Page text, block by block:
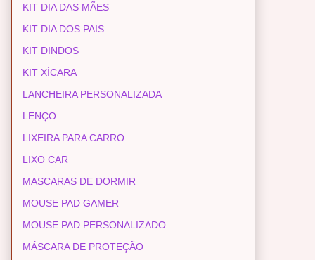
KIT DIA DAS MÃES
KIT DIA DOS PAIS
KIT DINDOS
KIT XÍCARA
LANCHEIRA PERSONALIZADA
LENÇO
LIXEIRA PARA CARRO
LIXO CAR
MASCARAS DE DORMIR
MOUSE PAD GAMER
MOUSE PAD PERSONALIZADO
MÁSCARA DE PROTEÇÃO